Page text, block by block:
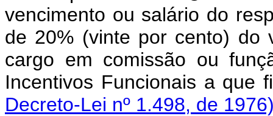
vencimento ou salário do
de 20% (vinte por cento) do
cargo em comissão ou
Incentivos
Decreto-Lei nº 1.498, de